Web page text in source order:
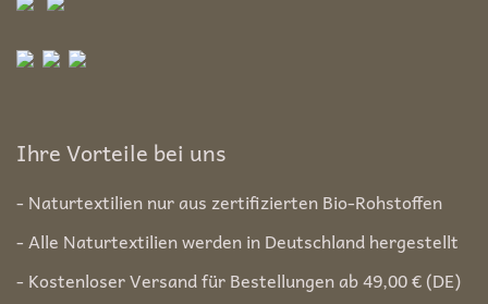
Ihre Vorteile bei uns
- Naturtextilien nur aus zertifizierten Bio-Rohstoffen
- Alle Naturtextilien werden in Deutschland hergestellt
- Kostenloser Versand für Bestellungen ab 49,00 € (DE)